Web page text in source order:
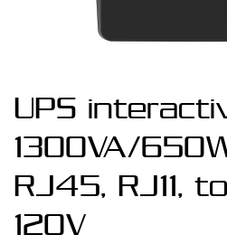
UPS
1300VA/
RJ45, RJ11,
120V